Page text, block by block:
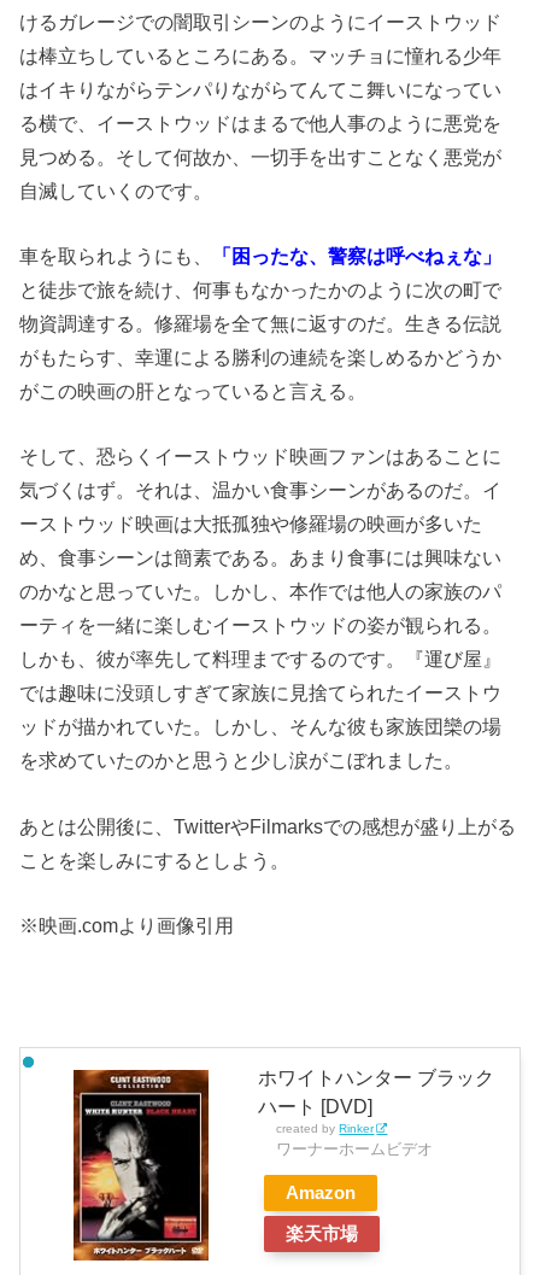
けるガレージでの闇取引シーンのようにイーストウッド
は棒立ちしているところにある。マッチョに憧れる少年
はイキりながらテンパりながらてんてこ舞いになってい
る横で、イーストウッドはまるで他人事のように悪党を
見つめる。そして何故か、一切手を出すことなく悪党が
自滅していくのです。
車を取られようにも、
「困ったな、警察は呼べねぇな」
と徒歩で旅を続け、何事もなかったかのように次の町で
物資調達する。修羅場を全て無に返すのだ。生きる伝説
がもたらす、幸運による勝利の連続を楽しめるかどうか
がこの映画の肝となっていると言える。
そして、恐らくイーストウッド映画ファンはあることに
気づくはず。それは、温かい食事シーンがあるのだ。イ
ーストウッド映画は大抵孤独や修羅場の映画が多いた
め、食事シーンは簡素である。あまり食事には興味ない
のかなと思っていた。しかし、本作では他人の家族のパ
ーティを一緒に楽しむイーストウッドの姿が観られる。
しかも、彼が率先して料理までするのです。『運び屋』
では趣味に没頭しすぎて家族に見捨てられたイーストウ
ッドが描かれていた。しかし、そんな彼も家族団欒の場
を求めていたのかと思うと少し涙がこぼれました。
あとは公開後に、TwitterやFilmarksでの感想が盛り上がる
ことを楽しみにするとしよう。
※映画.comより画像引用
ホワイトハンター ブラック
ハート [DVD]
created byRinker
ワーナーホームビデオ
Amazon
楽天市場